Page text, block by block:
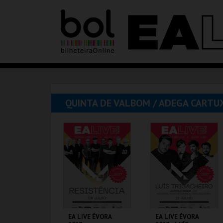
QUINTA DE VALBOM / ADEGA
EA LIVE ÉVORA
EA LIVE ÉVORA